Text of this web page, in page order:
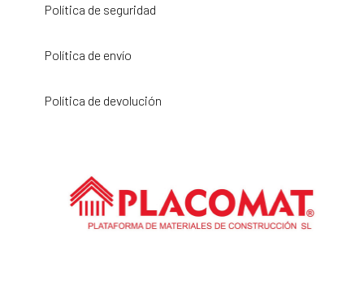
Política de seguridad
Política de envío
Política de devolución